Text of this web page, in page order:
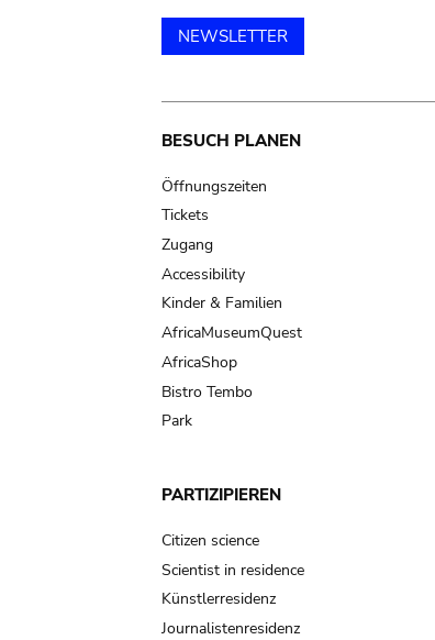
NEWSLETTER
Main
navigation
BESUCH PLANEN
Öffnungszeiten
Tickets
Zugang
Accessibility
Kinder & Familien
AfricaMuseumQuest
AfricaShop
Bistro Tembo
Park
PARTIZIPIEREN
Citizen science
Scientist in residence
Künstlerresidenz
Journalistenresidenz